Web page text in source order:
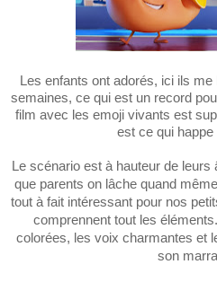
Les enfants ont adorés, ici ils
semaines, ce qui est un record
film avec les emoji vivants est
est ce qui happe
Le scénario est à hauteur de
que parents on lâche quand
tout à fait intéressant pour nos
comprennent tout les
colorées, les voix charmantes et
son